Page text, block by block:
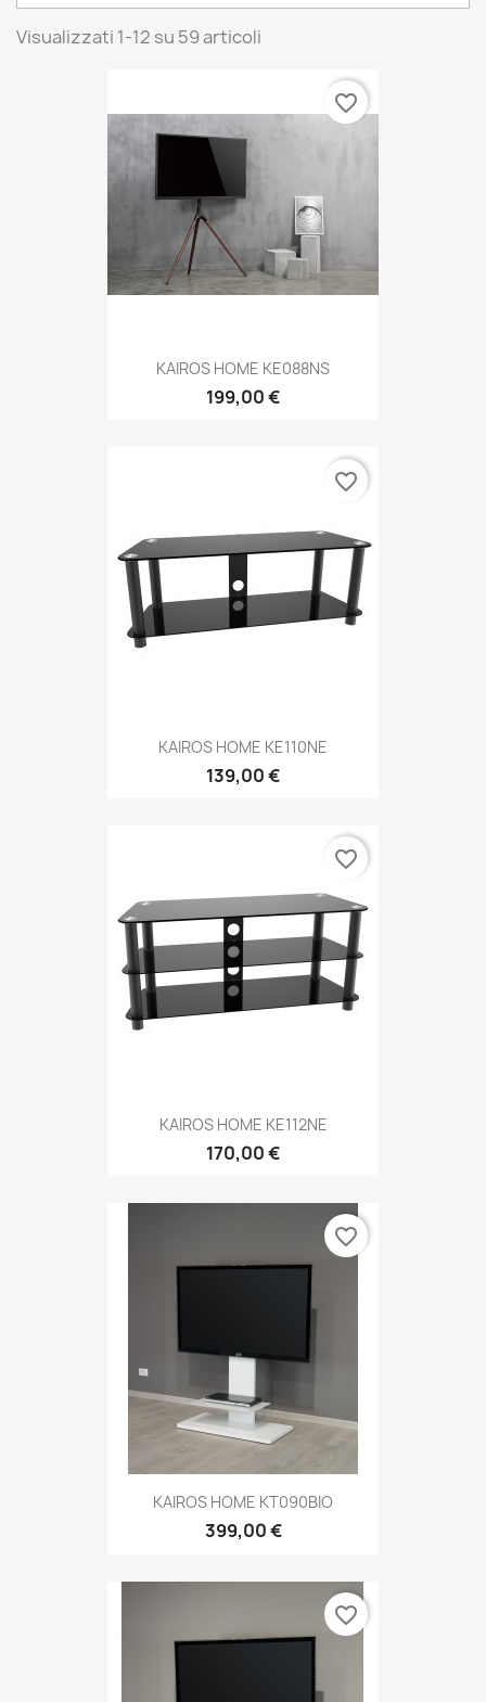
Visualizzati 1-12 su 59 articoli
KAIROS HOME KE088NS
199,00 €
favorite_border
KAIROS HOME KE110NE
139,00 €
favorite_border
KAIROS HOME KE112NE
170,00 €
favorite_border
KAIROS HOME KT090BIO
399,00 €
favorite_border
favorite_border